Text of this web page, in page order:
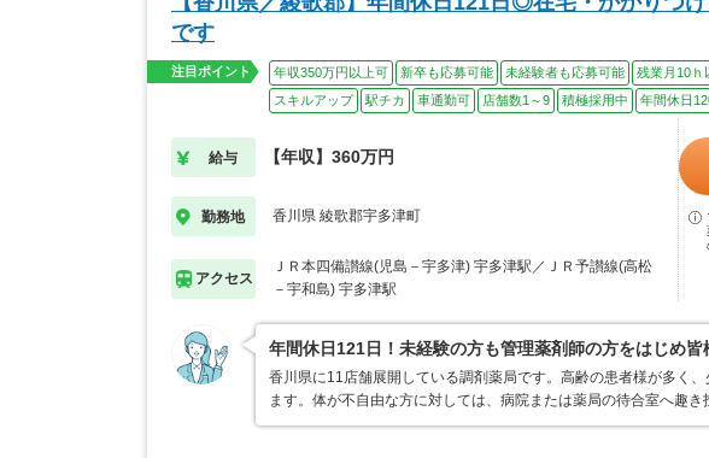
です
注目ポイント 年収350万円以上可 新卒も応募可能 未経験者も応募可能 残業月10ｈ
スキルアップ
駅チカ 車通勤可 店舗数1～9 積極採用中 年間休日
給与 【年収】360万円
勤務地 香川県 綾歌郡宇多津町
アクセス
ＪＲ本四備讃線(児島－宇多津) 宇多津駅／ＪＲ予讃線(高松
－宇和島) 宇多津駅
年間休日121日！未経験の方も管理薬剤師の方をはじめ皆
香川県に11店舗展開している調剤薬局です。高齢の患者様が多く
ます。体が不自由な方に対しては、病院または薬局の待合室へ趣